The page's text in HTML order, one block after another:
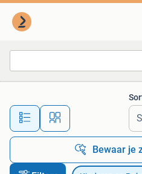
Alle
Bewaar je